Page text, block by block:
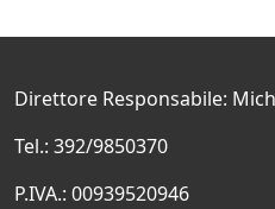
Direttore Responsabile:
Tel.: 392/9850370
P.IVA.: 00939520946